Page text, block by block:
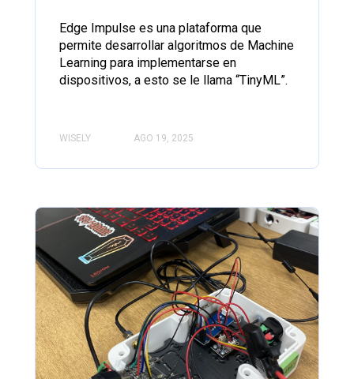
Edge Impulse es una plataforma que
permite desarrollar algoritmos de Machine
Learning para implementarse en
dispositivos, a esto se le llama “TinyML”.
WISELY AGO 19, 2025